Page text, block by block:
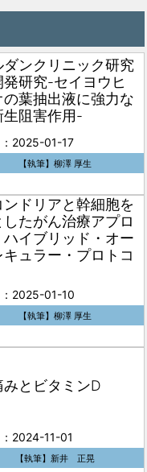
ダンクリニック研究
発研究-セイヨウヒ
の葉抽出液に強力な
生阻害作用-
2025-01-17
【執筆】柳澤 厚生
ンドリアと幹細胞を
たがん治療アプロ
ハイブリッド・オー
キュラー・プロトコ
2025-01-10
【執筆】柳澤 厚生
みとビタミンD
2024-11-01
【執筆】新井 正晃